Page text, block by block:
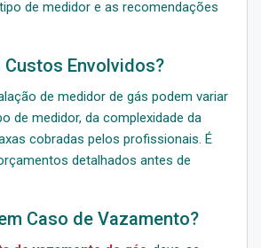
de medidor e as recomendações
Custos Envolvidos?
de medidor de gás podem variar
de medidor, da complexidade da
cobradas pelos profissionais. É
detalhados antes de
Caso de Vazamento?